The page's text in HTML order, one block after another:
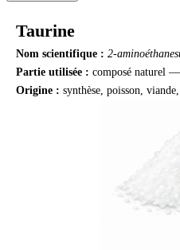
Taurine
Nom scientifique :
Partie utilisée : composé naturel
Origine : synthèse, poisson,